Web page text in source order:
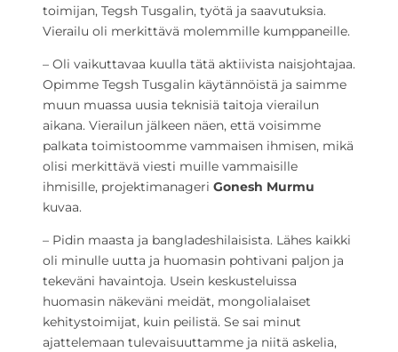
toimijan, Tegsh Tusgalin, työtä ja saavutuksia.
Vierailu oli merkittävä molemmille kumppaneille.
– Oli vaikuttavaa kuulla tätä aktiivista naisjohtajaa.
Opimme Tegsh Tusgalin käytännöistä ja saimme
muun muassa uusia teknisiä taitoja vierailun
aikana. Vierailun jälkeen näen, että voisimme
palkata toimistoomme vammaisen ihmisen, mikä
olisi merkittävä viesti muille vammaisille
ihmisille, projektimanageri Gonesh Murmu
kuvaa.
– Pidin maasta ja bangladeshilaisista. Lähes kaikki
oli minulle uutta ja huomasin pohtivani paljon ja
tekeväni havaintoja. Usein keskusteluissa
huomasin näkeväni meidät, mongolialaiset
kehitystoimijat, kuin peilistä. Se sai minut
ajattelemaan tulevaisuuttamme ja niitä askelia,